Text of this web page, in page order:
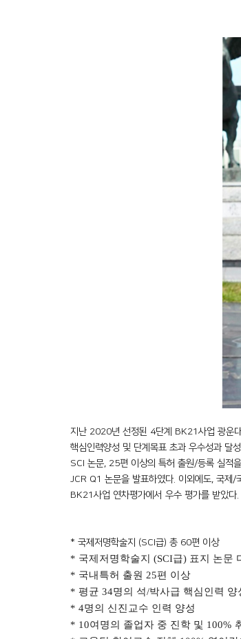
지난 2020년 선정된 4단계 BK21사업 광운
핵심인력양성 및 단계목표 초과 우수성과 달
SCI 논문, 25편 이상의 특허 출원/등록 실적
JCR Q1 논문을 발표하였다 이외에도, 국제 /
BK21사업 연차평가에서 우수 평가를 받았다
* 국제저명학술지 (SCI급) 총 60편 이상
* 국제저명학술지(SCI급) 표지 논문
* 국내특허 출원 25편 이상
*평균34명의 석/박사급 핵심인력 양
* 4명의 신진교수 인력 양성
* 10여명의 졸업자 중 진학 및 100%